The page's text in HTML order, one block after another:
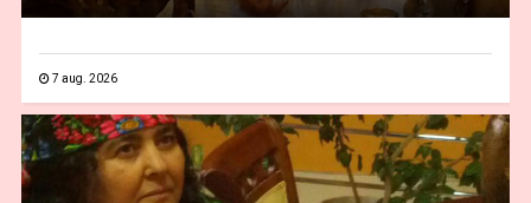
7 aug. 2026